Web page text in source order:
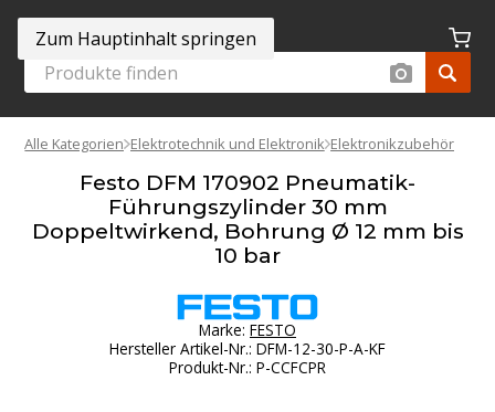
Zum Hauptinhalt springen
Alle Kategorien Elektrotechnik und Elektronik Elektronikzubehör
Festo DFM 170902 Pneumatik-
Führungszylinder 30 mm
Doppeltwirkend, Bohrung Ø 12 mm bis
10 bar
Marke: FESTO
Hersteller Artikel-Nr.: DFM-12-30-P-A-KF
Produkt-Nr.: P-CCFCPR